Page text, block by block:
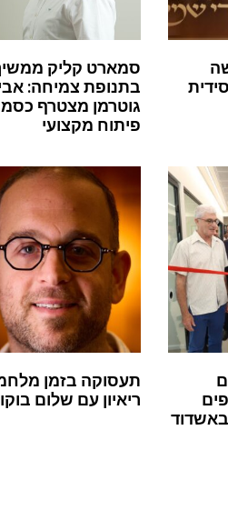
סמארט קליק
בתנופת צמיחה:
גוטרמן מצטרף
פיתוח מקצועי
תעסוקה בזמן
ריאיון עם שלום